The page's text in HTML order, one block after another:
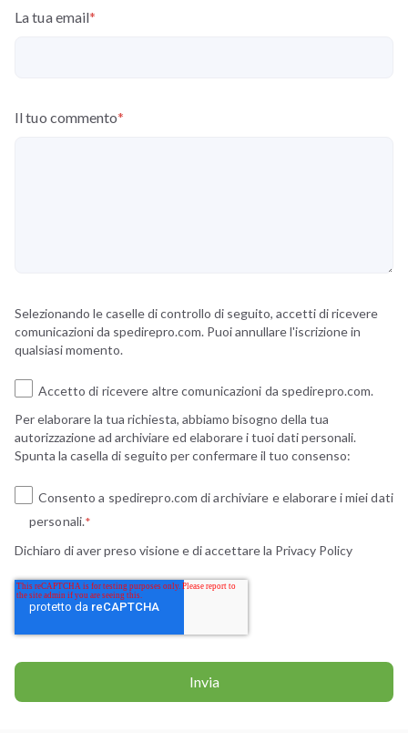
La tua email*
Il tuo commento*
Selezionando le caselle di controllo di seguito, accetti di ricevere
comunicazioni da spedirepro.com. Puoi annullare l'iscrizione in
qualsiasi momento.
Accetto di ricevere altre comunicazioni da spedirepro.com.
Per elaborare la tua richiesta, abbiamo bisogno della tua
autorizzazione ad archiviare ed elaborare i tuoi dati personali.
Spunta la casella di seguito per confermare il tuo consenso:
Consento a spedirepro.com di archiviare e elaborare i miei dati
personali.*
Dichiaro di aver preso visione e di accettare la Privacy Policy